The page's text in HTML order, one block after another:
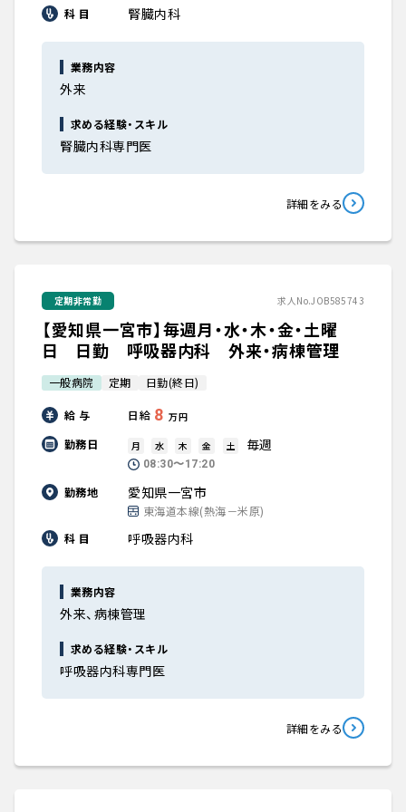
科 目 腎臓内科
業務内容
外来
求める経験・スキル
腎臓内科専門医
詳細をみる
定期非常勤 求人No.JOB585743
【愛知県一宮市】毎週月・水・木・金・土曜
日 日勤 呼吸器内科 外来・病棟管理
一般病院 定期 日勤(終日)
給 与 日給 8 万円
勤務日 月 水 木 金 土 毎週
08:30〜17:20
勤務地 愛知県一宮市
東海道本線(熱海－米原)
科 目
呼吸器内科
業務内容
外来、病棟管理
求める経験・スキル
呼吸器内科専門医
詳細をみる